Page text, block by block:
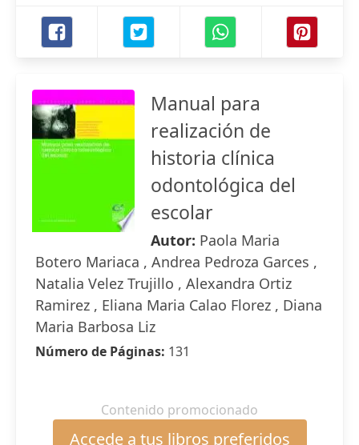
Manual para
realización de
historia clínica
odontológica del
escolar
Autor: Paola Maria
Botero Mariaca , Andrea Pedroza Garces ,
Natalia Velez Trujillo , Alexandra Ortiz
Ramirez , Eliana Maria Calao Florez , Diana
Maria Barbosa Liz
Número de Páginas: 131
Contenido promocionado
Accede a tus libros preferidos